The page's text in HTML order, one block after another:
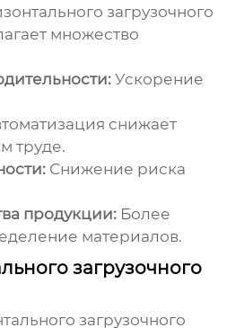
загрузочного
множество
Ускорение
снижает
труде.
Снижение риска
продукции: Более
материалов.
загрузочного
загрузочного